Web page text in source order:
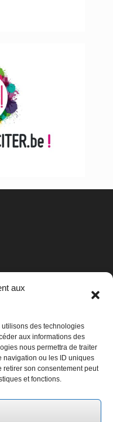
aux
des technologies
aux informations des
nous permettra de traiter
navigation ou les ID uniques
retirer son consentement peut
et fonctions.
cec
Les